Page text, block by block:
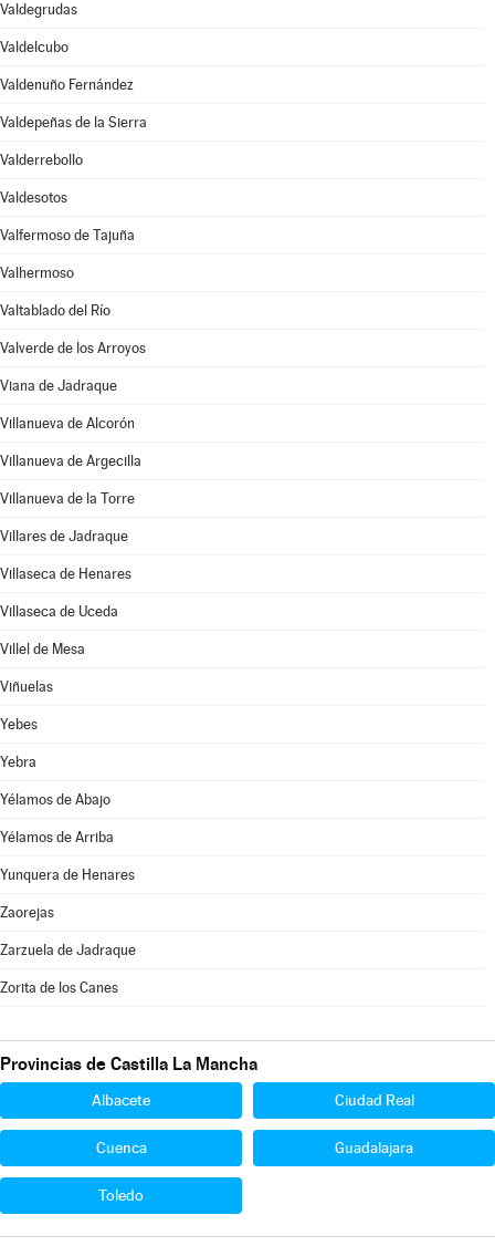
Valdegrudas
Valdelcubo
Valdenuño Fernández
Valdepeñas de la Sierra
Valderrebollo
Valdesotos
Valfermoso de Tajuña
Valhermoso
Valtablado del Río
Valverde de los Arroyos
Viana de Jadraque
Villanueva de Alcorón
Villanueva de Argecilla
Villanueva de la Torre
Villares de Jadraque
Villaseca de Henares
Villaseca de Uceda
Villel de Mesa
Viñuelas
Yebes
Yebra
Yélamos de Abajo
Yélamos de Arriba
Yunquera de Henares
Zaorejas
Zarzuela de Jadraque
Zorita de los Canes
Provincias de Castilla La Mancha
Albacete Ciudad Real
Cuenca Guadalajara
Toledo